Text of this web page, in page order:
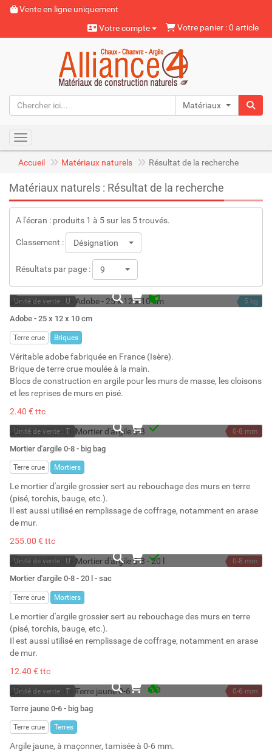
Vente en ligne uniquement
Votre compte
Votre panier : 0 article
Matériaux naturels
Toggle navigation
Accueil Matériaux naturels Résultat de la recherche
Matériaux naturels : Résultat de la recherche
A l'écran : produits 1 à 5 sur les 5 trouvés.
Classement : Désignation
Résultats par page : 9
Unité de vente : U
En stock
Stock : 111
5 kg
Adobe - 25 x 12 x 10 cm
Terre crue Briques
Véritable adobe fabriquée en France (Isère).
Brique de terre crue moulée à la main.
Blocs de construction en argile pour les murs de masse, les cloisons
et les reprises de murs en pisé.
2.40 € ttc
Unité de vente : T
A la demande
0-8 mm
Mortier d'argile 0-8 - big bag
Terre crue Mortiers
Le mortier d'argile grossier sert au rebouchage des murs en terre
(pisé, torchis, bauge, etc.).
Il est aussi utilisé en remplissage de coffrage, notamment en arase
de mur.
255.00 € ttc
Unité de vente : U
A la demande
0-8 mm
Mortier d'argile 0-8 - 20 l - sac
Terre crue Mortiers
Le mortier d'argile grossier sert au rebouchage des murs en terre
(pisé, torchis, bauge, etc.).
Il est aussi utilisé en remplissage de coffrage, notamment en arase
de mur.
12.40 € ttc
Unité de vente : T
En stock permanent
Stock : 92
0-6 mm
Terre jaune 0-6 - big bag
Terre crue Terres
Argile jaune, à maçonner, tamisée à 0-6 mm.